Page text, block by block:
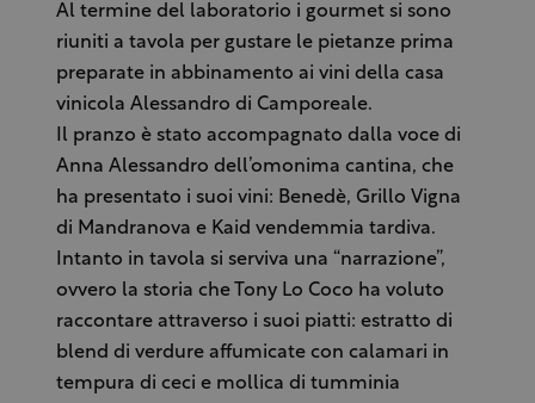
Al termine del laboratorio i gourmet si sono
riuniti a tavola per gustare le pietanze prima
preparate in abbinamento ai vini della casa
vinicola Alessandro di Camporeale.
Il pranzo è stato accompagnato dalla voce di
Anna Alessandro dell’omonima cantina, che
ha presentato i suoi vini: Benedè, Grillo Vigna
di Mandranova e Kaid vendemmia tardiva.
Intanto in tavola si serviva una “narrazione”,
ovvero la storia che Tony Lo Coco ha voluto
raccontare attraverso i suoi piatti: estratto di
blend di verdure affumicate con calamari in
tempura di ceci e mollica di tumminia